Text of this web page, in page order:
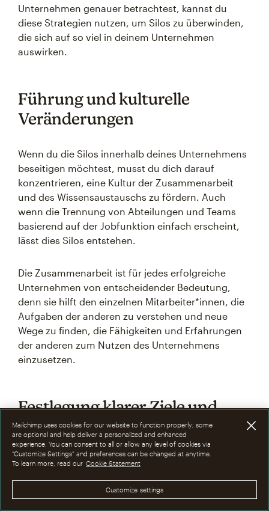
Unternehmen genauer betrachtest, kannst du
diese Strategien nutzen, um Silos zu überwinden,
die sich auf so viel in deinem Unternehmen
auswirken.
Führung und kulturelle
Veränderungen
Wenn du die Silos innerhalb deines Unternehmens
beseitigen möchtest, musst du dich darauf
konzentrieren, eine Kultur der Zusammenarbeit
und des Wissensaustauschs zu fördern. Auch
wenn die Trennung von Abteilungen und Teams
basierend auf der Jobfunktion einfach erscheint,
lässt dies Silos entstehen.
Die Zusammenarbeit ist für jedes erfolgreiche
Unternehmen von entscheidender Bedeutung,
denn sie hilft den einzelnen Mitarbeiter*innen, die
Aufgaben der anderen zu verstehen und neue
Wege zu finden, die Fähigkeiten und Erfahrungen
der anderen zum Nutzen des Unternehmens
einzusetzen.
Festlegung klarer Ziele und
Zielsetzungen
Alle deine Teams benötigen klare Ziele und
Teamziele sollten mit den allgemeinen
Mailchimp uses cookies for our website to function properly; some
are optional and help deliver a personalized and enhanced
experience. You can consent to all or allow any level of cookies via
“Customize Settings” and preferences can be changed at anytime.
To learn more, read our Cookie Statement
Customize settings